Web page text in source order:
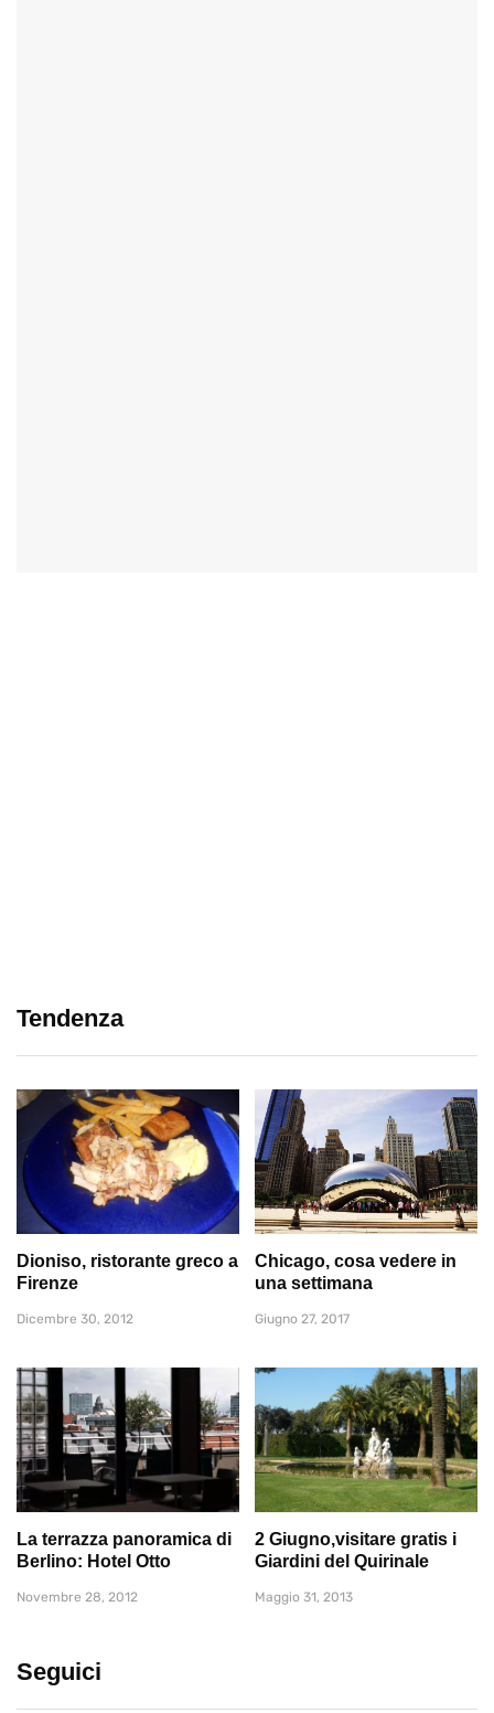
Tendenza
Dioniso, ristorante greco a
Firenze
Dicembre 30, 2012
Chicago, cosa vedere in
una settimana
Giugno 27, 2017
La terrazza panoramica di
Berlino: Hotel Otto
Novembre 28, 2012
2 Giugno,visitare gratis i
Giardini del Quirinale
Maggio 31, 2013
Seguici